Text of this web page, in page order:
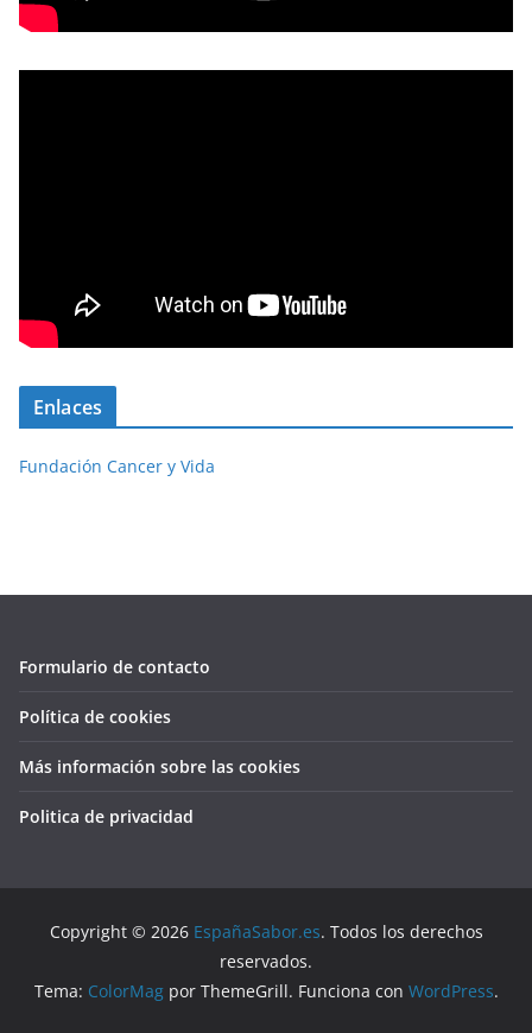
Enlaces
Fundación Cancer y Vida
Formulario de contacto
Política de cookies
Más información sobre las cookies
Politica de privacidad
Copyright © 2026 EspañaSabor.es. Todos los derechos
reservados.
Tema: ColorMagpor ThemeGrill. Funciona con WordPress.